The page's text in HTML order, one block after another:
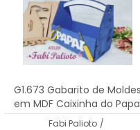
G1.673 Gabarito de Moldes
em MDF Caixinha do
Fabi Palioto /